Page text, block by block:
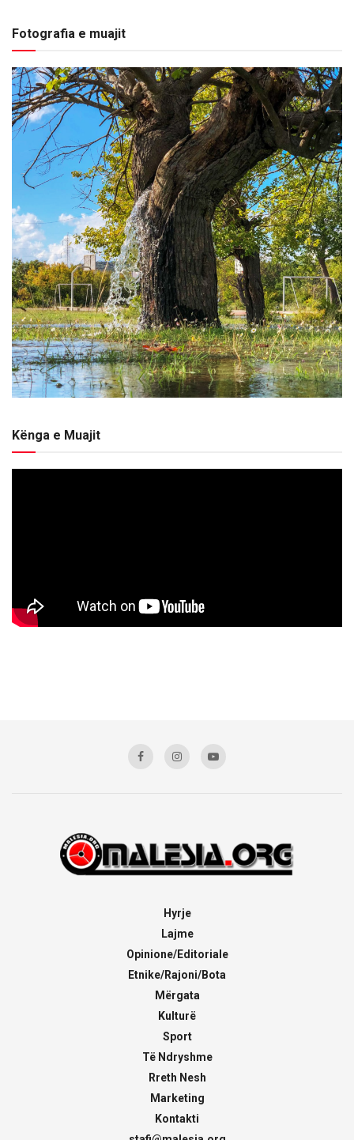
Fotografia e muajit
Kënga e Muajit
Hyrje
Lajme
Opinione/Editoriale
Etnike/Rajoni/Bota
Mërgata
Kulturë
Sport
Të Ndryshme
Rreth Nesh
Marketing
Kontakti